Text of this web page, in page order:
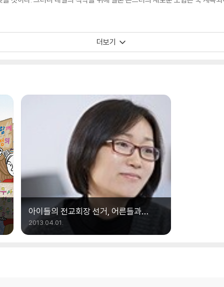
더보기
아이들의 전교회장 선거, 어른들과
어떻게 다를까요? - 진형민
2013.04.01.